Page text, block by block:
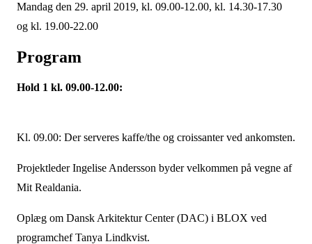
Mandag den 29. april 2019, kl. 09.00-12.00, kl. 14.30-17.30
og kl. 19.00-22.00
Program
Hold 1 kl. 09.00-12.00:
Kl. 09.00: Der serveres kaffe/the og croissanter ved ankomsten.
Projektleder Ingelise Andersson byder velkommen på vegne af
Mit Realdania.
Oplæg om Dansk Arkitektur Center (DAC) i BLOX ved
programchef Tanya Lindkvist.